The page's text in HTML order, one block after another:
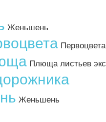
Женьшень
Плюща листьев
Женьшень